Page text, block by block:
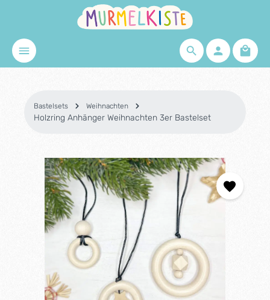
Zum Hauptinhalt springen
Bastelsets Weihnachten
Holzring Anhänger Weihnachten 3er Bastelset
Bildergalerie überspringen